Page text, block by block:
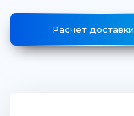
Расчёт доставки